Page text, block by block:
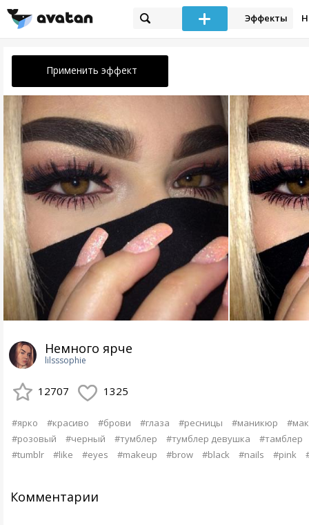
Эффекты
Применить эффект
Немного ярче
lilsssophie
12707 1325
#ярко #красиво #брови #глаза #ресницы #маникюр
#розовый
#черный #тумблер #тумблер девушка
#тамблер
#tumblr
#like #eyes #makeup #brow #black #nails #pink
Комментарии